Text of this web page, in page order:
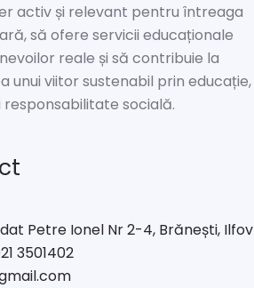
activ și relevant pentru întreaga
să ofere servicii educaționale
reale și să contribuie la
unui viitor sustenabil prin educație,
socială.
Petre Ionel Nr 2-4, Brănești, Ilfov
3501402